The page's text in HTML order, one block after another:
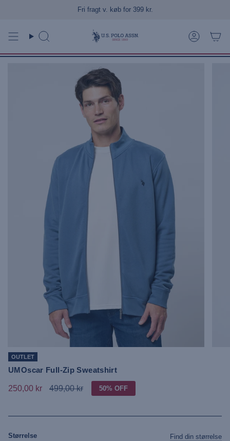
Fri fragt v. køb for 399 kr.
Søg Konto
OUTLET
UMOscar Full-Zip Sweatshirt
250,00 kr 499,00 kr 50% OFF
Størrelse
Find din størrelse